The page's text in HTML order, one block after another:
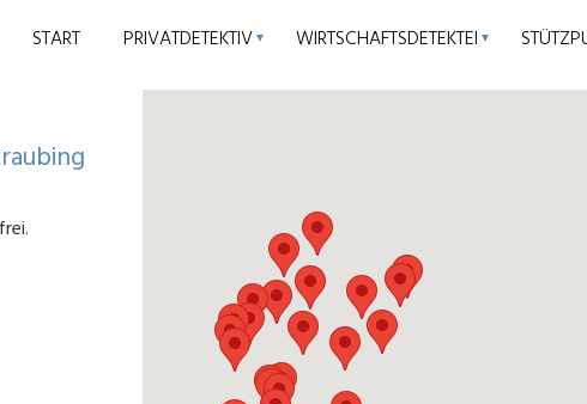
START PRIVATDETEKTIV ▼ WIRTSCHAFTSDETEKTEI ▼